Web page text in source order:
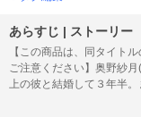
あらすじ | ストーリー
【この商品は、同タイト
ご注意ください】奥野紗
上の彼と結婚して３年半
は時と共に夫のセックス